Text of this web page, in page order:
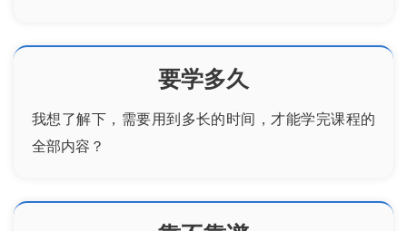
要学多久
我想了解下，需要用到多长的时间，才能学完课程的
全部内容？